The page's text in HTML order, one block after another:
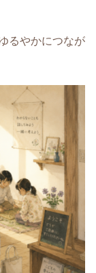
るやかにつなが